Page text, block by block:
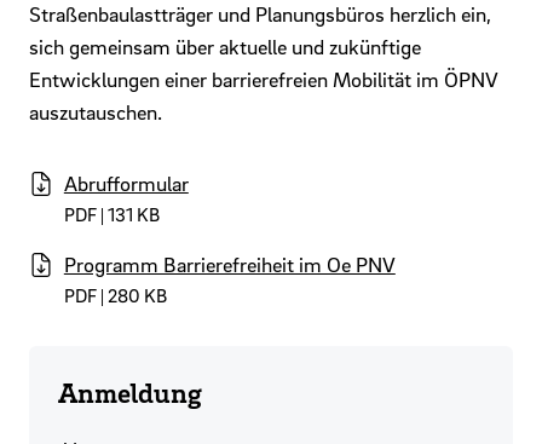
Straßenbaulastträger und Planungsbüros herzlich ein,
sich gemeinsam über aktuelle und zukünftige
Entwicklungen einer barrierefreien Mobilität im ÖPNV
auszutauschen.
Abrufformular
PDF | 131 KB
Programm Barrierefreiheit im Oe PNV
PDF | 280 KB
Anmeldung